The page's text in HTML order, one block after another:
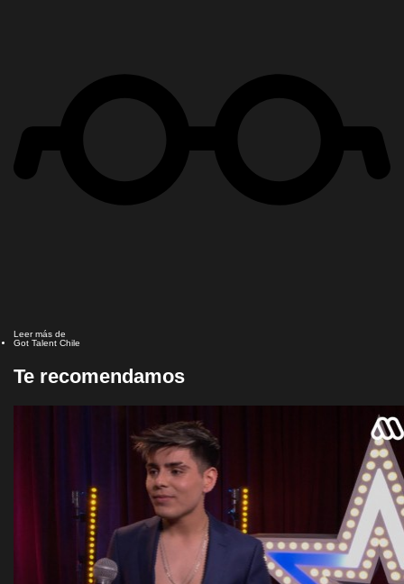
Leer más de
Got Talent Chile
Te recomendamos